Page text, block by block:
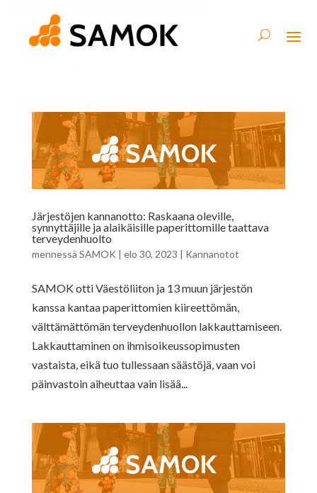
Järjestöjen kannanotto: Raskaana oleville,
synnyttäjille ja alaikäisille paperittomille taattava
terveydenhuolto
mennessä SAMOK | elo 30, 2023 | Kannanotot
SAMOK otti Väestöliiton ja 13 muun järjestön
kanssa kantaa paperittomien kiireettömän,
välttämättömän terveydenhuollon lakkauttamiseen.
Lakkauttaminen on ihmisoikeussopimusten
vastaista, eikä tuo tullessaan säästöjä, vaan voi
päinvastoin aiheuttaa vain lisää...